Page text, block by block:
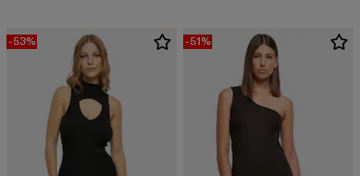
-53% -51%